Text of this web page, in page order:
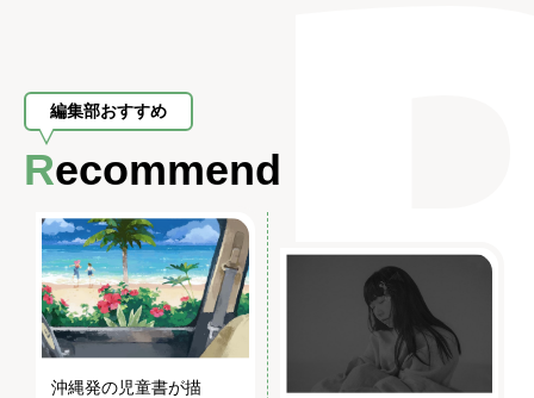
編集部おすすめ
Recommend
沖縄発の児童書が描